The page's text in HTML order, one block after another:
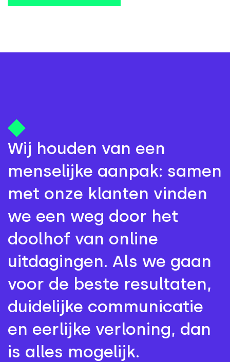
Wij houden van een
menselijke aanpak: samen
met onze klanten vinden
we een weg door het
doolhof van online
uitdagingen. Als we gaan
voor de beste resultaten,
duidelijke communicatie
en eerlijke verloning, dan
is alles mogelijk.